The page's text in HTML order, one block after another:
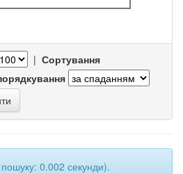
| Сортування
пошуку: 0.002 секунди).